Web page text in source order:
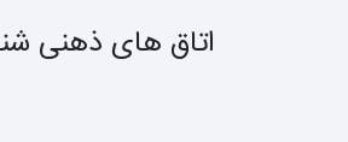
اتاق های ذهنی